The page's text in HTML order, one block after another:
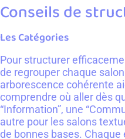
Conseils de
Les Catégories
Pour structurer
de regrouper chaque
arborescence cohérente
comprendre où aller dès
“Information”, une
autre pour les salons
de bonnes bases.